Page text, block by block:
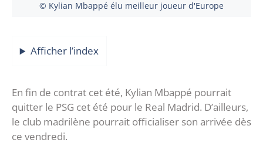
© Kylian Mbappé élu meilleur joueur d'Europe
Afficher l’index
En fin de contrat cet été, Kylian Mbappé pourrait
quitter le PSG cet été pour le Real Madrid. D’ailleurs,
le club madrilène pourrait officialiser son arrivée dès
ce vendredi.